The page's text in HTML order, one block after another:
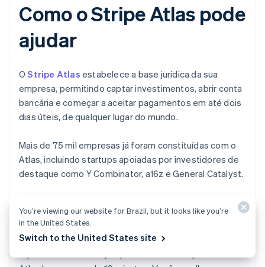
Como o Stripe Atlas pode
ajudar
OStripe Atlas estabelece a base jurídica da sua
empresa, permitindo captar investimentos, abrir conta
bancária e começar a aceitar pagamentos em até dois
dias úteis, de qualquer lugar do mundo.
Mais de 75 mil empresas já foram constituídas com o
Atlas, incluindo startups apoiadas por investidores de
destaque como Y Combinator, a16z e General Catalyst.
Como se inscrever no Atlas
You’re viewing our website for Brazil, but it looks like you’re
in the United States.
Switch to the United States site